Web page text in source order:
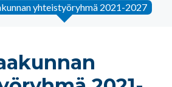
yhteistyöryhmä 2021-2027